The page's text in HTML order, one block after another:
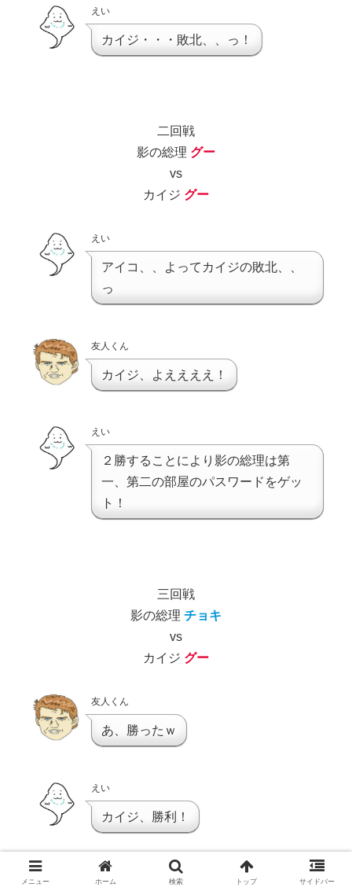
えい
カイジ・・・敗北、、っ！
二回戦
影の総理 グー
vs
カイジ グー
えい
アイコ、、よってカイジの敗北、、
っ
友人くん
カイジ、よええええ！
えい
２勝することにより影の総理は第
一、第二の部屋のパスワードをゲッ
ト！
三回戦
影の総理 チョキ
vs
カイジ グー
友人くん
あ、勝ったｗ
えい
カイジ、勝利！
えい
メニュー ホーム 検索 トップ サイドバー